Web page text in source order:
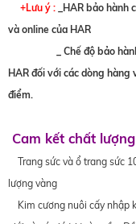
+Lưu ý :
_HAR bảo
và online của HAR
_ Chế độ bảo hành
HAR đối với các dòng
điểm.
Cam kết chất lượng
Trang sức và ổ trang sức
lượng vàng
Kim cương nuôi cấy nhập